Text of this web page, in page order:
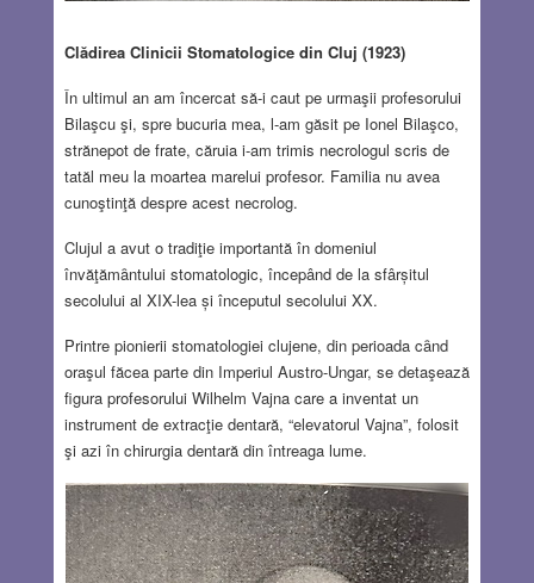
Clădirea Clinicii Stomatologice din Cluj (1923)
În ultimul an am încercat să-i caut pe urmaşii profesorului
Bilaşcu şi, spre bucuria mea, l-am găsit pe Ionel Bilaşco,
strănepot de frate, căruia i-am trimis necrologul scris de
tatăl meu la moartea marelui profesor. Familia nu avea
cunoştinţă despre acest necrolog.
Clujul a avut o tradiţie importantă în domeniul
învăţămȃntului stomatologic, începând de la sfârșitul
secolului al XIX-lea și începutul secolului XX.
Printre pionierii stomatologiei clujene, din perioada cȃnd
oraşul făcea parte din Imperiul Austro-Ungar, se detaşează
figura profesorului Wilhelm Vajna care a inventat un
instrument de extracţie dentară, “elevatorul Vajna”, folosit
şi azi în chirurgia dentară din întreaga lume.